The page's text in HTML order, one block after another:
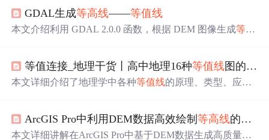
数据的最小值，确保插值后的数据填满整个绘图区域，从
而使得等高线 闭合。这样在分析数据时，边缘的等值线将
GDAL生成等高线——等值线
本文介绍利用 GDAL 2.0.0 函数，根据 DEM 图像生成等高
的 DEM 文件等问题；二是利用 GDAL 函数，文中给出主
要函数及完整程序，还提供了程序下载链接。
等值连接_地理干货丨高中地理16种等值线图的解读与应用，用快速规律解题
本文详细介绍了地理学中各种等值线的原理、类型、应用
强调了等值线的分布规律、弯曲意义及对实际问题的分
析。
ArcGIS Pro中利用DEM数据高效绘制等高线的完整指南
本文详细讲解在ArcGIS Pro中基于DEM数据生成高质量等